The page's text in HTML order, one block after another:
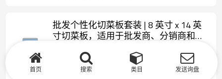
批发个性化切菜板套装 | 8 英寸 x 14 英
寸切菜板，适用于批发商、分销商和代
批发商和分销商 | 为专业厨房提供 OEM 和 ODM 解
首页 搜索 类目 发送询盘